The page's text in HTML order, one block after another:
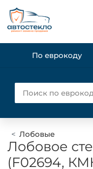
По еврокоду
Лобовые
Лобовое
(F02694,